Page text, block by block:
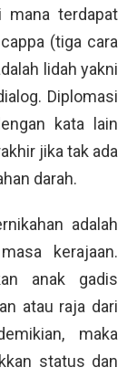
mana terdapat
(tiga cara
lidah yakni
Diplomasi
kata lain
jika tak ada
darah.
adalah
kerajaan.
anak gadis
atau raja dari
maka
status dan